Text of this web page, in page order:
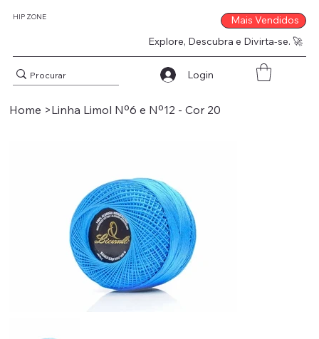
HIP ZONE
Explore, Descubra e Divirta-se. 🚀
Mais Vendidos
Login
Home >Linha Limol Nº6 e Nº12 - Cor 20